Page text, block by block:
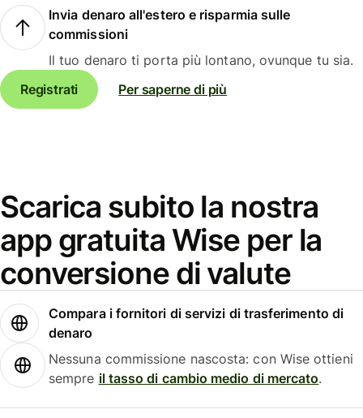
Invia denaro all'estero e risparmia sulle
commissioni
Il tuo denaro ti porta più lontano, ovunque tu sia.
Registrati
Per saperne di più
Scarica subito la nostra
app gratuita Wise per la
conversione di valute
Compara i fornitori di servizi di trasferimento di
denaro
Nessuna commissione nascosta: con Wise ottieni
sempre il tasso di cambio medio di mercato.